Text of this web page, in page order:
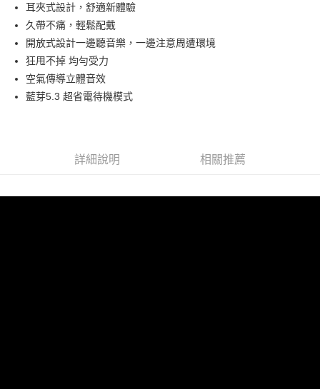
每筆NT$60，滿NT$499(含以上)免運費
每筆NT$60，滿NT$598(含以上)免運費
付款後萊爾富取貨
每筆NT$60，滿NT$598(含以上)免運費
耳夾式設計，舒適新體驗
久帶不痛，輕鬆配戴
開放式設計一邊聽音樂，一邊注意周遭環境
狂甩不掉 均勻受力
空氣傳導立體音效
藍芽5.3 超省電待機模式
詳細說明 相關推薦